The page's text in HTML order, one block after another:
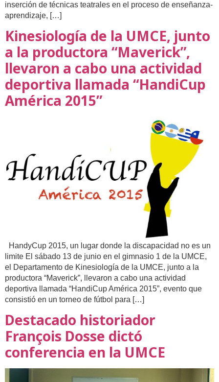
inserción de técnicas teatrales en el proceso de enseñanza-
aprendizaje, […]
Kinesiología de la UMCE, junto
a la productora “Maverick”,
llevaron a cabo una actividad
deportiva llamada “HandiCup
América 2015”
HandyCup 2015, un lugar donde la discapacidad no es un
limite El sábado 13 de junio en el gimnasio 1 de la UMCE,
el Departamento de Kinesiología de la UMCE, junto a la
productora “Maverick”, llevaron a cabo una actividad
deportiva llamada “HandiCup América 2015”, evento que
consistió en un torneo de fútbol para […]
Destacado historiador
François Dosse dictó
conferencia en la UMCE